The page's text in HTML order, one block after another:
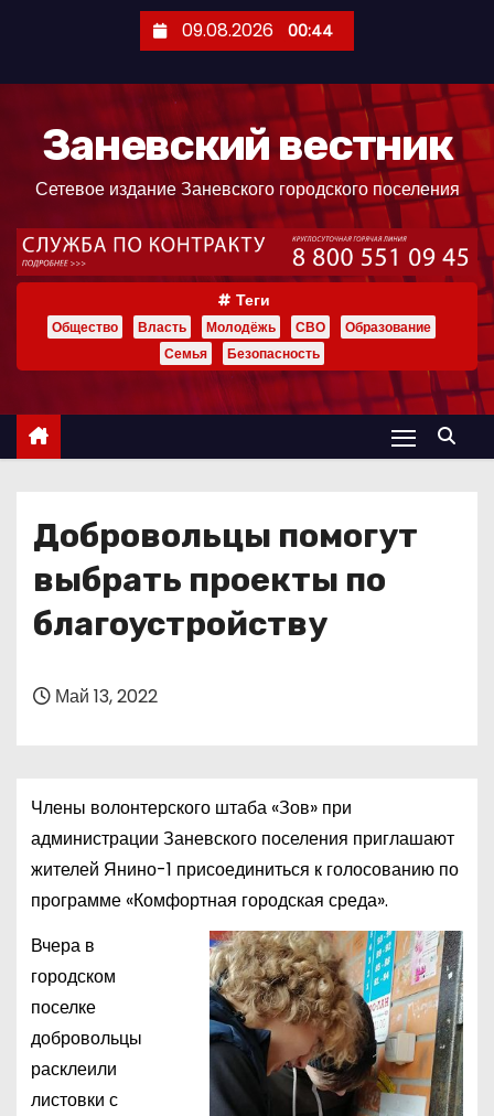
ж
09.08.2026 00:44
Заневский вестник
Сетевое издание Заневского городского поселения
Теги
Общество Власть Молодёжь СВО
Образование
Семья
Безопасность
Добровольцы помогут
выбрать проекты по
благоустройству
Май 13, 2022
Члены волонтерского штаба «Зов» при
администрации Заневского поселения приглашают
жителей Янино-1 присоединиться к голосованию по
программе «Комфортная городская среда».
Вчера в
городском
поселке
добровольцы
расклеили
листовки с